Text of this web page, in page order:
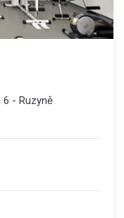
6 - Ruzyně